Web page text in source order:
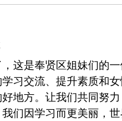
这是奉贤区姐妹们的
习交流、提升素质和
地方。让我们共同努
们因学习而更美丽，世